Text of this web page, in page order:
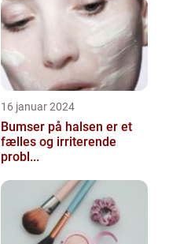
16 januar 2024
Bumser på halsen er et
fælles og irriterende
probl...